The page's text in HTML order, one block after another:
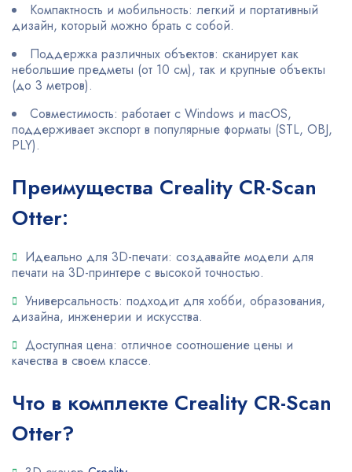
Компактность и мобильность: легкий и портативный
дизайн, который можно брать с собой.
Поддержка различных объектов: сканирует как
небольшие предметы (от 10 см), так и крупные объекты
(до 3 метров).
Совместимость: работает с Windows и macOS,
поддерживает экспорт в популярные форматы (STL, OBJ,
PLY).
Преимущества Creality CR-Scan
Otter:
Идеально для 3D-печати: создавайте модели для
печати на 3D-принтере с высокой точностью.
Универсальность: подходит для хобби, образования,
дизайна, инженерии и искусства.
Доступная цена: отличное соотношение цены и
качества в своем классе.
Что в комплекте Creality CR-Scan
Otter?